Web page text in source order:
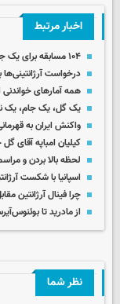
اخبار مرتبط
۱۰۴ مسابقه برای یک جام؛ جام جهانی ۴۸ تیمی زیر ذره‌بین اعداد
درخواست آرژانتینی‌ها
همه آمارهای خواندنی از
یک گل، یک جام، یک
واکنش ایران به قهرمانی
کیلیان امباپه آقای گل جام
لحظه بالا بردن و مراسم اهدای
اسپانیا با شکست
چرا فینال آرژانتین
از مادرید تا
نظر شما